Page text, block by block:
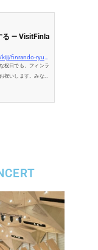
る — VisitFinla
祝日でも、フィンラ
祝いします。みなさ